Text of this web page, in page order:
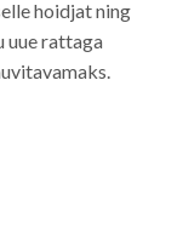
hoidjat ning
uue rattaga